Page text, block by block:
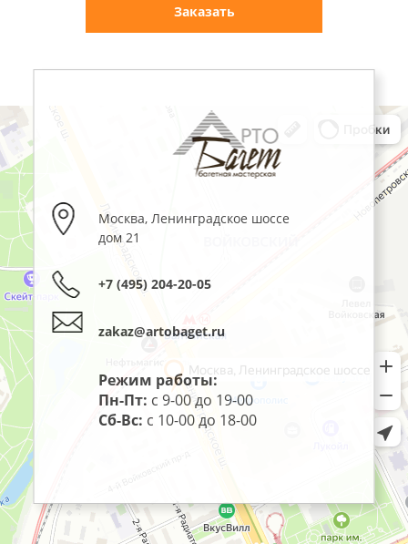
Заказать
Москва,Ленинградское шоссе
дом 21
+7 (495) 204-20-05
zakaz@artobaget.ru
Режим работы:
Пн-Пт: с 9-00 до 19-00
Сб-Вс: с 10-00 до 18-00